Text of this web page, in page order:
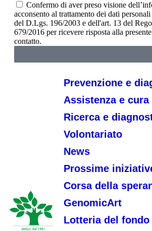
Confermo di aver preso visione
acconsento al trattamento dei dati
del D.Lgs. 196/2003 e dell'art. 13 del
679/2016 per ricevere risposta alla
contatto.
Prevenzione e
Assistenza e cura
Ricerca e
Volontariato
News
Prossime
Corsa della
GenomicArt
Lotteria del fondo